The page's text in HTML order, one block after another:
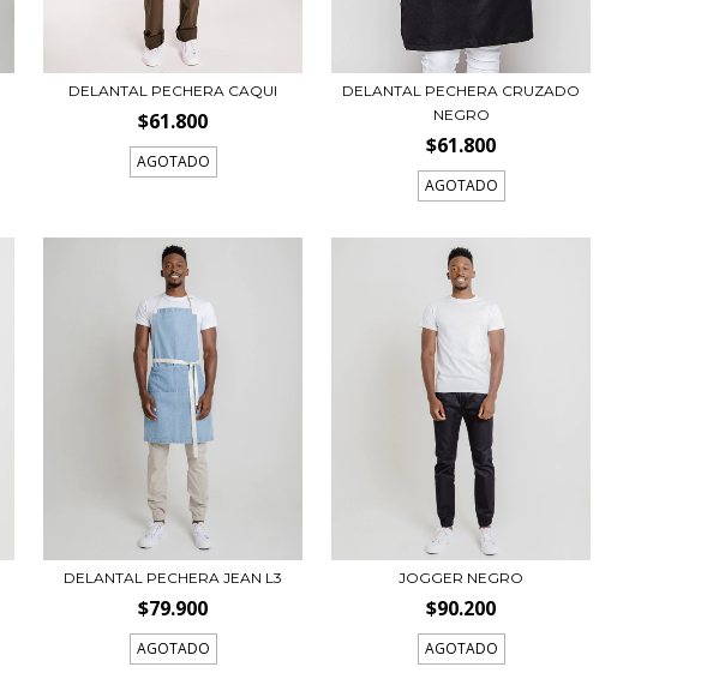
DELANTAL PECHERA CAQUI
$61.800
AGOTADO
DELANTAL PECHERA CRUZADO
NEGRO
$61.800
AGOTADO
DELANTAL PECHERA JEAN L3
$79.900
AGOTADO
JOGGER NEGRO
$90.200
AGOTADO